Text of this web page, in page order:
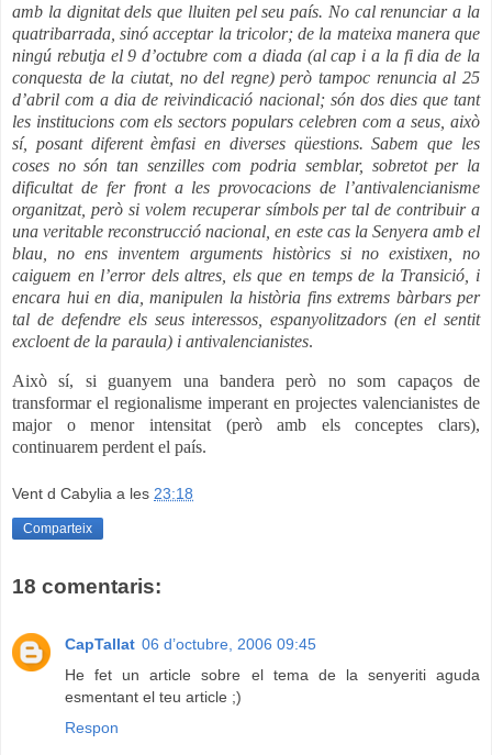
amb la dignitat dels que lluiten pel seu país. No cal renunciar a la
quatribarrada, sinó acceptar la tricolor; de la mateixa manera que
ningú rebutja el 9 d’octubre com a diada (al cap i a la fi dia de la
conquesta de la ciutat, no del regne) però tampoc renuncia al 25
d’abril com a dia de reivindicació nacional; són dos dies que tant
les institucions com els sectors populars celebren com a seus, això
sí, posant diferent èmfasi en diverses qüestions. Sabem que les
coses no són tan senzilles com podria semblar, sobretot per la
dificultat de fer front a les provocacions de l’antivalencianisme
organitzat, però si volem recuperar símbols per tal de contribuir a
una veritable reconstrucció nacional, en este cas la Senyera amb el
blau, no ens inventem arguments històrics si no existixen, no
caiguem en l’error dels altres, els que en temps de la Transició, i
encara hui en dia, manipulen la història fins extrems bàrbars per
tal de defendre els seus interessos, espanyolitzadors (en el sentit
excloent de la paraula) i antivalencianistes.
Això sí, si guanyem una bandera però no som capaços de
transformar el regionalisme imperant en projectes valencianistes de
major o menor intensitat (però amb els conceptes clars),
continuarem perdent el país.
Vent d Cabylia a les 23:18
Comparteix
18 comentaris:
CapTallat 06 d’octubre, 2006 09:45
He fet un article sobre el tema de la senyeriti aguda
esmentant el teu article ;)
Respon